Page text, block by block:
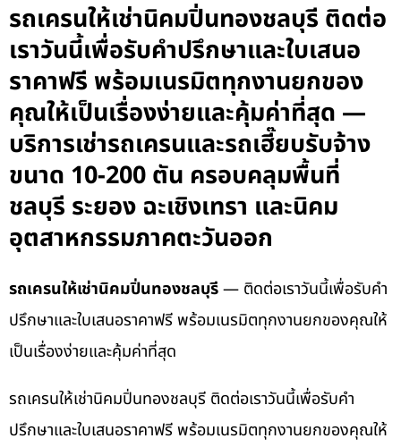
รถเครนให้เช่านิคมปิ่นทองชลบุรี ติดต่อ
เราวันนี้เพื่อรับคำปรึกษาและใบเสนอ
ราคาฟรี พร้อมเนรมิตทุกงานยกของ
คุณให้เป็นเรื่องง่ายและคุ้มค่าที่สุด —
บริการเช่ารถเครนและรถเฮี๊ยบรับจ้าง
ขนาด 10-200 ตัน ครอบคลุมพื้นที่
ชลบุรี ระยอง ฉะเชิงเทรา และนิคม
อุตสาหกรรมภาคตะวันออก
รถเครนให้เช่านิคมปิ่นทองชลบุรี— ติดต่อเราวันนี้เพื่อรับคำ
ปรึกษาและใบเสนอราคาฟรี พร้อมเนรมิตทุกงานยกของคุณให้
เป็นเรื่องง่ายและคุ้มค่าที่สุด
รถเครนให้เช่านิคมปิ่นทองชลบุรี ติดต่อเราวันนี้เพื่อรับคำ
ปรึกษาและใบเสนอราคาฟรี พร้อมเนรมิตทุกงานยกของคุณให้